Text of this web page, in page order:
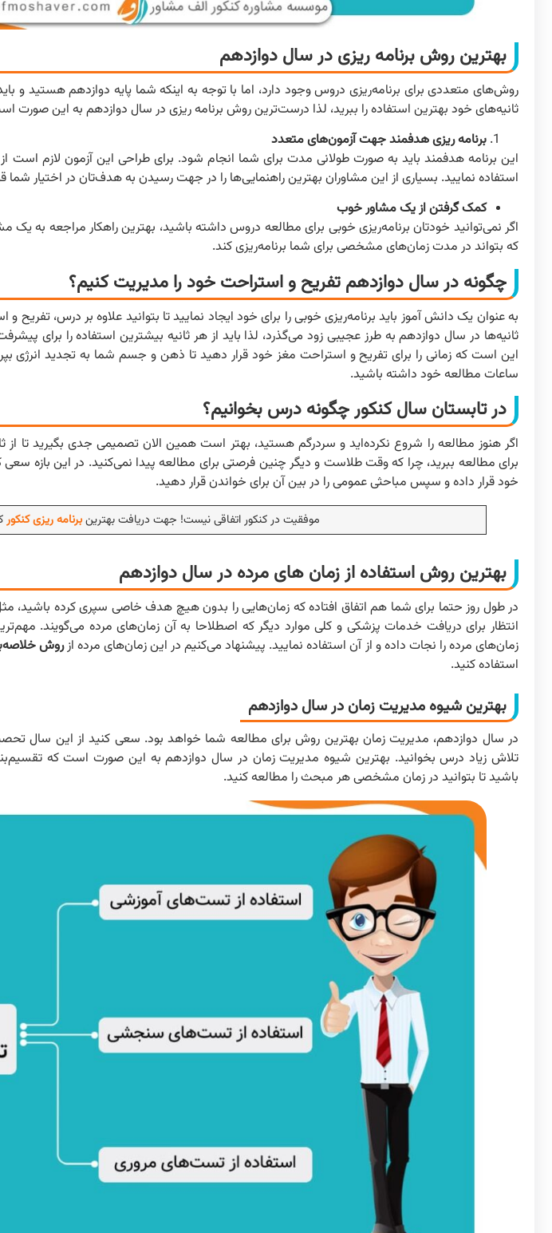
بهترین روش برنامه ریزی در سال دوازدهم
روش‌های متعددی برای برنامه‌ریزی دروس وجود دارد، اما با توجه به اینکه شما پایه دوازدهم هستید و
ثانیه‌های خود بهترین استفاده را ببرید، لذا درست‌ترین روش برنامه ریزی در سال دوازدهم به این صورت
برنامه ریزی هدفمند جهت آزمون‌های متعدد
این برنامه هدفمند باید به صورت طولانی مدت برای شما انجام شود. برای طراحی این آزمون لازم
استفاده نمایید. بسیاری از این مشاوران بهترین راهنمایی‌ها را در جهت رسیدن به هدف‌تان در اختیار شما
کمک گرفتن از یک مشاور خوب
اگر نمی‌توانید خودتان برنامه‌ریزی خوبی برای مطالعه دروس داشته باشید، بهترین راهکار مراجعه
که بتواند در مدت زمان‌های مشخصی برای شما برنامه‌ریزی کند.
چگونه در سال دوازدهم تفریح و استراحت خود را مدیریت کنیم؟
به عنوان یک دانش آموز باید برنامه‌ریزی خوبی را برای خود ایجاد نمایید تا بتوانید علاوه بر درس،
ثانیه‌ها در سال دوازدهم به طرز عجیبی زود می‌گذرد، لذا باید از هر ثانیه بیشترین استفاده را برای
این است که زمانی را برای تفریح و استراحت مغز خود قرار دهید تا ذهن و جسم شما به تجدید انرژی
ساعات مطالعه خود داشته باشید.
در تابستان سال کنکور چگونه درس بخوانیم؟
اگر هنوز مطالعه را شروع نکرده‌اید و سردرگم هستید، بهتر است همین الان تصمیمی جدی بگیرید تا از
برای مطالعه ببرید، چرا که وقت طلاست و دیگر چنین فرصتی برای مطالعه پیدا نمی‌کنید. در این بازه
خود قرار داده و سپس مباحثی عمومی را در بین آن برای خواندن قرار دهید.
موفقیت در کنکور اتفاقی نیست! جهت دریافت بهترینبرنامه ریزی کنکور
بهترین روش استفاده از زمان های مرده در سال دوازدهم
در طول روز حتما برای شما هم اتفاق افتاده که زمان‌هایی را بدون هیچ هدف خاصی سپری کرده
انتظار برای دریافت خدمات پزشکی و کلی موارد دیگر که اصطلاحا به آن زمان‌های مرده می‌گویند.
زمان‌های مرده را نجات داده و از آن استفاده نمایید. پیشنهاد می‌کنیم در این زمان‌های مرده ازروش
استفاده کنید.
بهترین شیوه مدیریت زمان در سال دوازدهم
در سال دوازدهم، مدیریت زمان بهترین روش برای مطالعه شما خواهد بود. سعی کنید از این سال
تلاش زیاد درس بخوانید. بهترین شیوه مدیریت زمان در سال دوازدهم به این صورت است که
باشید تا بتوانید در زمان مشخصی هر مبحث را مطالعه کنید.